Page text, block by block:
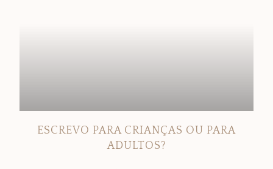
ESCREVO PARA CRIANÇAS OU PARA
ADULTOS?